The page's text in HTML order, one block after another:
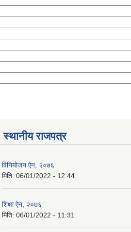
स्थानीय राजपत्र
विनियोजन ऐन, २०७६
मिति: 06/01/2022 - 12:44
शिक्षा ऐन, २०७६
मिति: 06/01/2022 - 11:31